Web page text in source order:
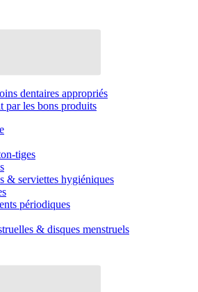
dentaires appropriés
par les bons produits
tiges
& serviettes hygiéniques
périodiques
& disques menstruels